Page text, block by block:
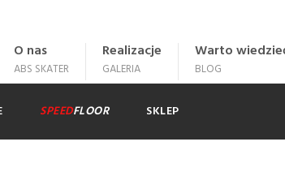
O nas
ABS SKATER
Realizacje
GALERIA
Warto
BLOG
SPEEDFLOOR SKLEP